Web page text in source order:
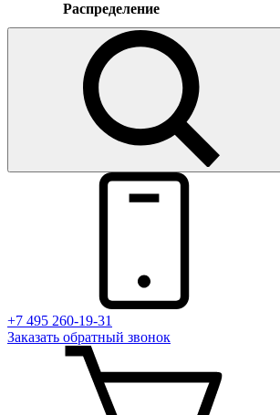
Распределение
+7 495 260-19-31
Заказать обратный звонок